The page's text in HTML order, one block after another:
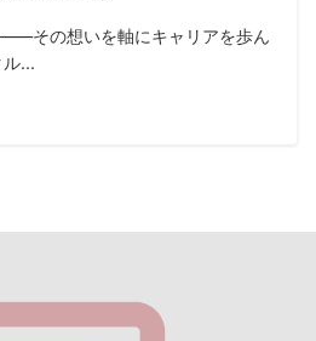
——その想いを軸にキャリアを歩ん
...